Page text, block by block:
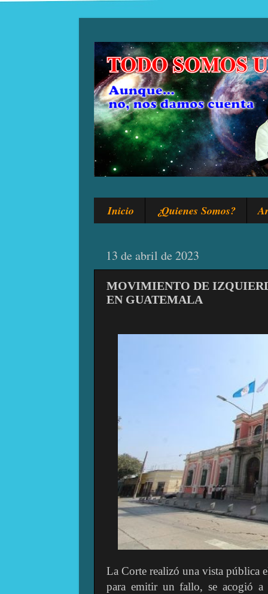
Inicio ¿Quienes Somos?
13 de abril de 2023
MOVIMIENTO DE
EN GUATEMALA
La Corte realizó una vista pública
para emitir un fallo, se acogió a